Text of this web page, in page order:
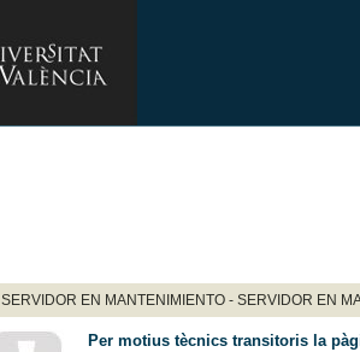
SERVIDOR EN MANTENIMIENTO - SERVIDOR EN
Per motius tècnics transitoris la